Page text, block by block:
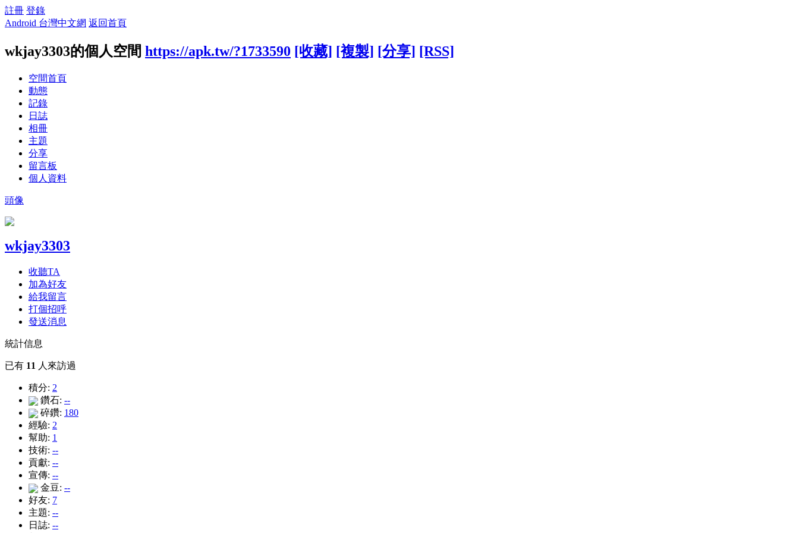
註冊 登錄
Android 台灣中文網 返回首頁
wkjay3303的個人空間 https://apk.tw/?1733590 [收藏] [複製] [分享] [RSS]
空間首頁
動態
記錄
日誌
相冊
主題
分享
留言板
個人資料
頭像
wkjay3303
收聽TA
加為好友
給我留言
打個招呼
發送消息
統計信息
已有 11 人來訪過
積分: 2
鑽石: --
碎鑽: 180
經驗: 2
幫助: 1
技術: --
貢獻: --
宣傳: --
金豆: --
好友: 7
主題: --
日誌: --